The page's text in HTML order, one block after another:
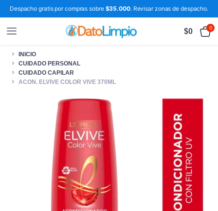
Despacho gratis por compras sobre $35.000. Revisar zonas de despacho.
$0 0
INICIO
CUIDADO PERSONAL
CUIDADO CAPILAR
ACON. ELVIVE COLOR VIVE 370ML